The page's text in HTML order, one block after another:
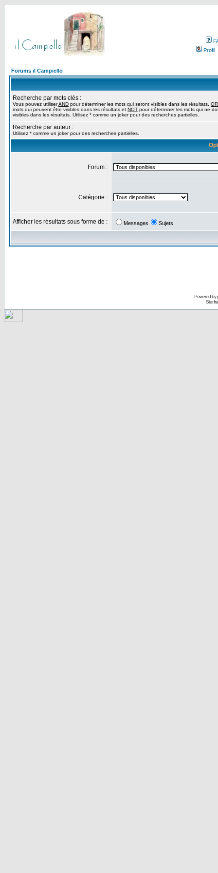
Profil
Forums il Campiello
Recherche par mots clés :
Vous pouvez utiliserAND pour déterminer les mots qui seront visibles dans les résultats, OR
mots qui peuvent être visibles dans les résultats et NOT pour déterminer les mots qui ne
visibles dans les résultats. Utilisez * comme un joker pour des recherches partielles.
Recherche par auteur :
Utilisez * comme un joker pour des recherches partielles.
Forum :
Catégorie :
Afficher les résultats sous forme de : Messages Sujets
Powered by
Site